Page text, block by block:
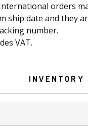
orders
ship date and they
number.
VAT.
INVENTORY